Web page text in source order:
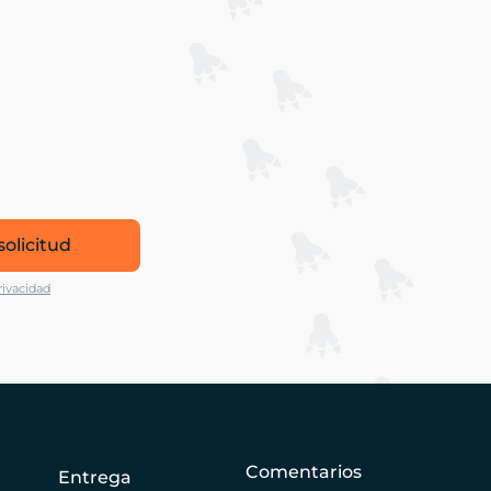
Entrega Comentarios